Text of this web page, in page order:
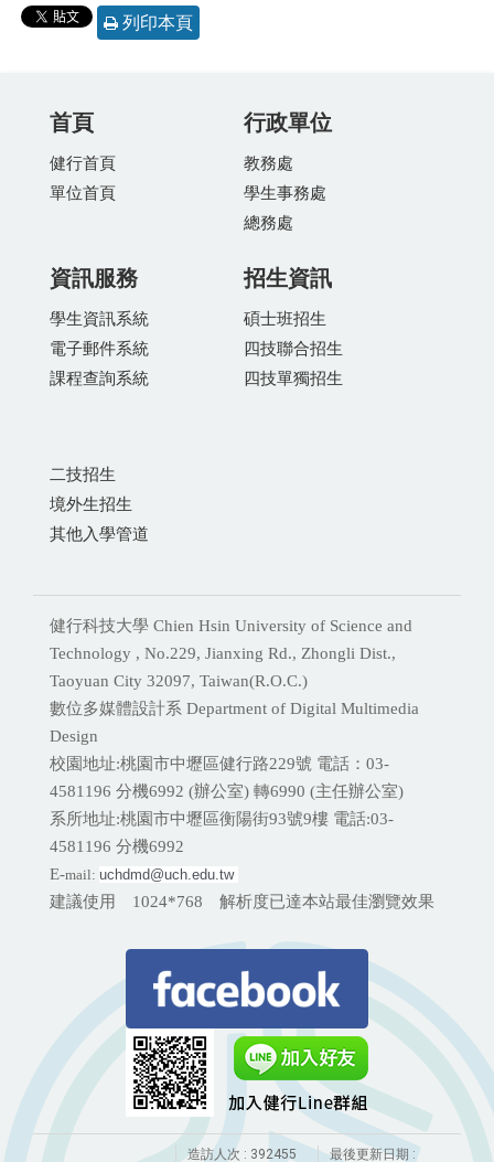
列印本頁
首頁
健行首頁
單位首頁
行政單位
教務處
學生事務處
總務處
資訊服務
學生資訊系統
電子郵件系統
課程查詢系統
招生資訊
碩士班招生
四技聯合招生
四技單獨招生
二技招生
境外生招生
其他入學管道
健行科技大學 Chien Hsin University of Science and
Technology , No.229, Jianxing Rd., Zhongli Dist.,
Taoyuan City 32097, Taiwan(R.O.C.)
數位多媒體設計系 Department of Digital Multimedia
Design
校園地址:桃園市中壢區健行路229號 電話：03-
4581196 分機6992 (辦公室) 轉6990 (主任辦公室)
系所地址:桃園市中壢區衡陽街93號9樓 電話:03-
4581196 分機6992
E-mail: uchdmd@uch.edu.tw
建議使用 1024*768 解析度已達本站最佳瀏覽效果
造訪人次 : 392455 最後更新日期 :